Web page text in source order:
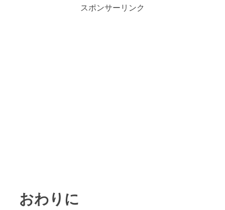
スポンサーリンク
おわりに